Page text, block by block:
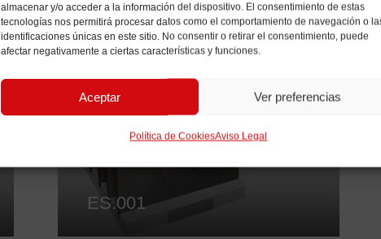
almacenar y/o acceder a la información del dispositivo. El consentimiento de estas
tecnologías nos permitirá procesar datos como el comportamiento de navegación o
identificaciones únicas en este sitio. No consentir o retirar el consentimiento, puede
afectar negativamente a ciertas características y funciones.
Aceptar Ver preferencias
Política de CookiesAviso Legal
ES.001